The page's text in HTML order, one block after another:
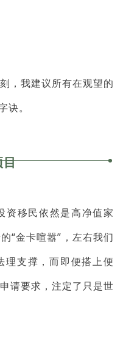
，我建议所有在观望的
诀。
目
资移民依然是高净值家
“金卡喧嚣”，左右我们
理支撑，而即便搭上便
请要求，注定了只是世